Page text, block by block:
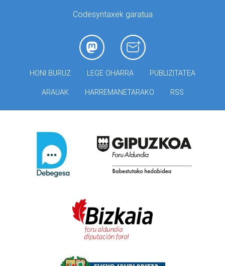
Codesyntaxek garatua
HONI BURUZ LEGE OHARRA PUBLIZITATEA
ARAUAK HARREMANETARAKO RSS